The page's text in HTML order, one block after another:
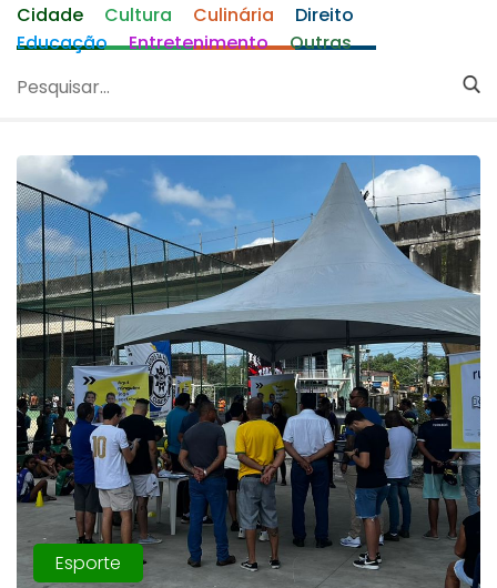
Cidade Cultura Culinária
Direito
Educação
Entretenimento Outras
Esporte